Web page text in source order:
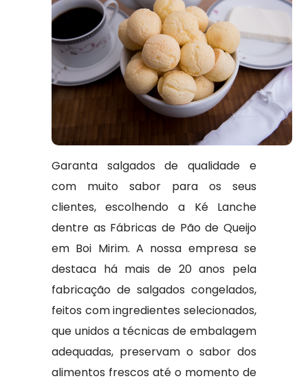
Garanta salgados de qualidade e
com muito sabor para os seus
clientes, escolhendo a Ké Lanche
dentre as Fábricas de Pão de Queijo
em Boi Mirim. A nossa empresa se
destaca há mais de 20 anos pela
fabricação de salgados congelados,
feitos com ingredientes selecionados,
que unidos a técnicas de embalagem
adequadas, preservam o sabor dos
alimentos frescos até o momento de